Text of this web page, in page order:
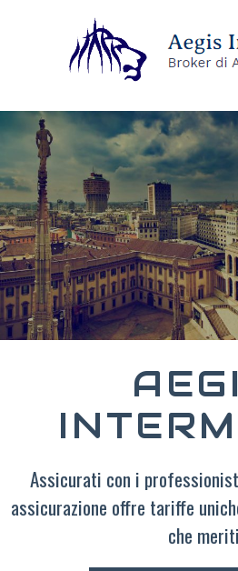
Assicurati con i
assicurazione offre tariffe
che meriti